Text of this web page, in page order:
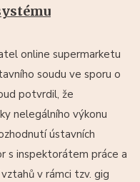
online supermarketu
soudu ve sporu o
potvrdil, že
nelegálního výkonu
ústavních
s inspektorátem práce a
v rámci tzv. gig